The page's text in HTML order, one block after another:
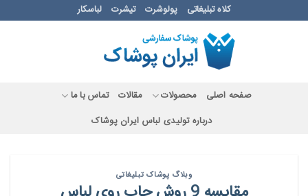
to
کلاه تبلیغاتی پولوشرت تیشرت لباسکار
صفحه اصلی محصولات مقالات
تماس با ما
درباره تولیدی لباس ایران پوشاک
وبلاگ پوشاک تبلیغاتی